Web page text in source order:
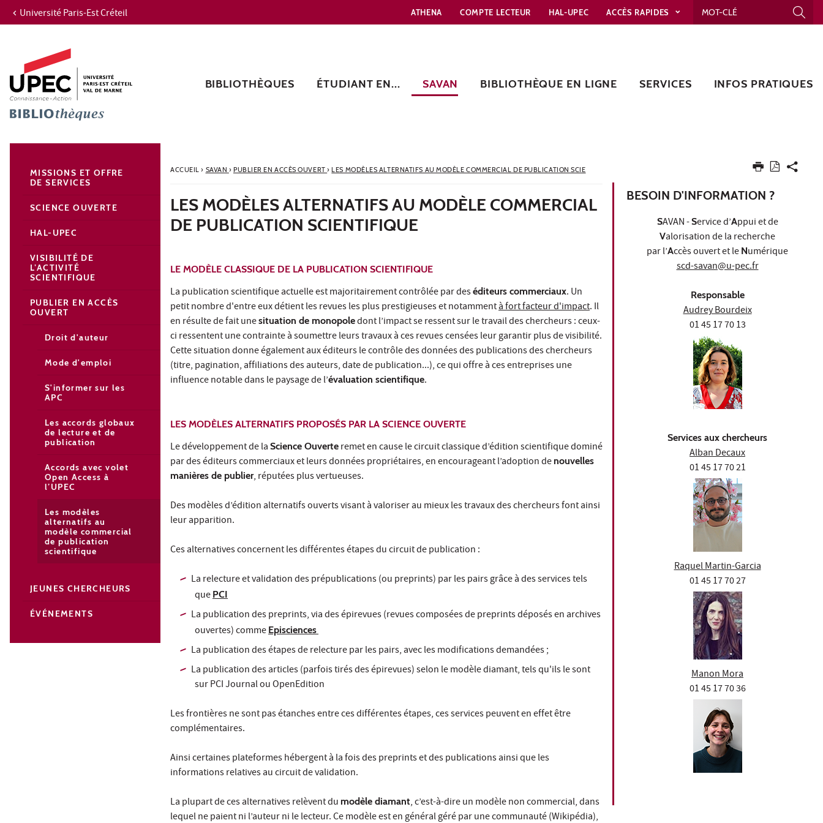
Aller au contenu
Recherche
Navigation secondaire
Université Paris-Est Créteil ATHENA COMPTE LECTEUR HAL-UPEC ACCÈS RAPIDES
BIBLIOTHÈQUES ÉTUDIANT EN... SAVAN BIBLIOTHÈQUE EN LIGNE SERVICES INFOS PRATIQUES
ACCUEIL› SAVAN › PUBLIER EN ACCÈS OUVERT› LES MODÈLES ALTERNATIFS AU MODÈLE COMMERCIAL DE PUBLICATION SCIE
LES MODÈLES ALTERNATIFS AU MODÈLE COMMERCIAL
DE PUBLICATION SCIENTIFIQUE
LE MODÈLE CLASSIQUE DE LA PUBLICATION SCIENTIFIQUE
La publication scientifique actuelle est majoritairement contrôlée par deséditeurs commerciaux. Un
petit nombre d'entre eux détient les revues les plus prestigieuses et notammentà fort facteur d'impact. Il
en résulte de fait unesituation de monopoledont l’impact se ressent sur le travail des chercheurs : ceux-
ci ressentent une contrainte à soumettre leurs travaux à ces revues censées leur garantir plus de visibilité.
Cette situation donne également aux éditeurs le contrôle des données des publications des chercheurs
(titre, pagination, affiliations des auteurs, date de publication...), ce qui offre à ces entreprises une
influence notable dans le paysage de l’évaluation scientifique.
LES MODÈLES ALTERNATIFS PROPOSÉS PAR LA SCIENCE OUVERTE
Le développement de la Science Ouverte remet en cause le circuit classique d’édition scientifique dominé
par des éditeurs commerciaux et leurs données propriétaires, en encourageant l’adoption de nouvelles
manières de publier, réputées plus vertueuses.
Des modèles d’édition alternatifs ouverts visant à valoriser au mieux les travaux des chercheurs font ainsi
leur apparition.
Ces alternatives concernent les différentes étapes du circuit de publication :
La relecture et validation des prépublications (ou preprints) par les pairs grâce à des services tels
que PCI
La publication des preprints, via des épirevues (revues composées de preprints déposés en archives
ouvertes) comme Episciences
La publication des étapes de relecture par les pairs, avec les modifications demandées ;
La publication des articles (parfois tirés des épirevues) selon le modèle diamant, tels qu'ils le sont
sur PCI Journal ou OpenEdition
Les frontières ne sont pas étanches entre ces différentes étapes, ces services peuvent en effet être
complémentaires.
Ainsi certaines plateformes hébergent à la fois des preprints et des publications ainsi que les
informations relatives au circuit de validation.
La plupart de ces alternatives relèvent du modèle diamant, c’est-à-dire un modèle non commercial, dans
lequel ne paient ni l’auteur ni le lecteur. Ce modèle est en général géré par une communauté (Wikipédia),
BESOIN D'INFORMATION ?
SAVAN -Service d’Appui et de
Valorisation de la recherche
par l’Accès ouvert et le Numérique
scd-savan@u-pec.fr
Responsable
Audrey Bourdeix
01 45 17 70 13
Services aux chercheurs
Alban Decaux
01 45 17 70 21
Raquel Martin-Garcia
01 45 17 70 27
Manon Mora
01 45 17 70 36
MISSIONS ET OFFRE
DE SERVICES
SCIENCE OUVERTE
HAL-UPEC
VISIBILITÉ DE
L’ACTIVITÉ
SCIENTIFIQUE
PUBLIER EN ACCÈS
OUVERT
Droit d'auteur
Mode d'emploi
S'informer sur les
APC
Les accords globaux
de lecture et de
publication
Accords avec volet
Open Access à
l’UPEC
Les modèles
alternatifs au
modèle commercial
de publication
scientifique
JEUNES CHERCHEURS
ÉVÉNEMENTS